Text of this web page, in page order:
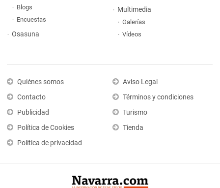
Blogs
Encuestas
Osasuna
Multimedia
Galerías
Vídeos
Quiénes somos
Contacto
Publicidad
Política de Cookies
Política de privacidad
Aviso Legal
Términos y condiciones
Turismo
Tienda